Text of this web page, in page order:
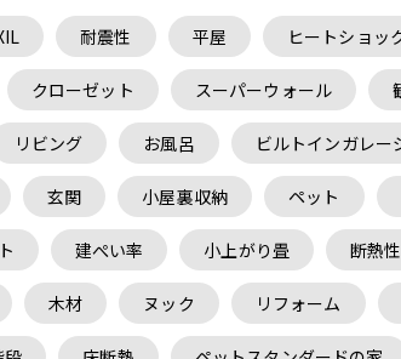
耐震性 平屋 ヒートショッ
クローゼット スーパーウォール
リビング お風呂 ビルトインガレー
玄関 小屋裏収納 ペット
建ぺい率 小上がり畳 断熱性
木材 ヌック リフォーム